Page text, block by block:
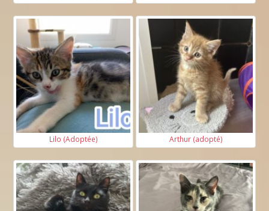
Lilo (Adoptée) Arthur (adopté)